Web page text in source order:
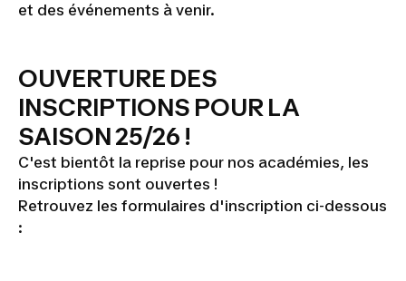
et des événements à venir.
OUVERTURE DES
INSCRIPTIONS POUR LA
SAISON 25/26 !
C'est bientôt la reprise pour nos académies, les
inscriptions sont ouvertes !
Retrouvez les formulaires d'inscription ci-dessous
: